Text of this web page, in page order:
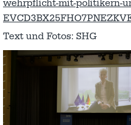
wehrpflicht-mit-politikern-
Text und Fotos: SHG